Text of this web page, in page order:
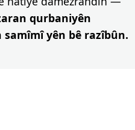
qurbaniyên
yên bê razîbûn.